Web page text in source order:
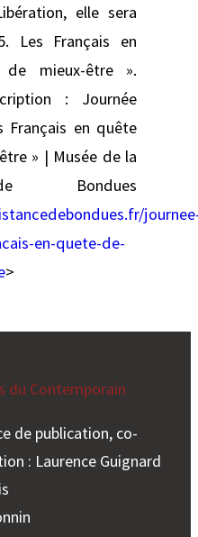
elle sera
Les Français en
mieux-être ».
: Journée
Français en quête
» | Musée de la
Bondues
en-quete-de-
>
du Contemporain
de publication, co-
: Laurence Guignard